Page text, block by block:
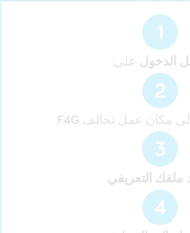
1
الدخول على:
2
مكان عمل تحالف F4G
:
3
ملفك التعريفي
4